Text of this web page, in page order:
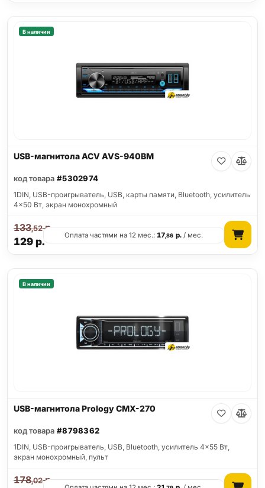
В наличии
USB-магнитола ACV AVS-940BM
код товара #5302974
1DIN, USB-проигрыватель, USB, карты памяти, Bluetooth, усилитель
4x50 Вт, экран монохромный
129р.
133,52р.
Оплата частями на 12 мес.:17,86 р./ мес.
В наличии
USB-магнитола Prology CMX-270
код товара #8798362
1DIN, USB-проигрыватель, USB, Bluetooth, усилитель 4x55 Вт,
экран монохромный, пульт
178,02р.